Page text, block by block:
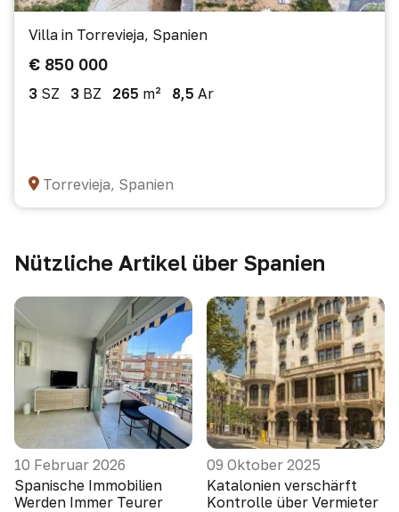
Villa in Torrevieja, Spanien
€ 850 000
3 SZ 3 BZ 265 m² 8,5 Ar
Torrevieja, Spanien
Nützliche Artikel über Spanien
10 Februar 2026
Spanische Immobilien
Werden Immer Teurer
09 Oktober 2025
Katalonien verschärft
Kontrolle über Vermieter